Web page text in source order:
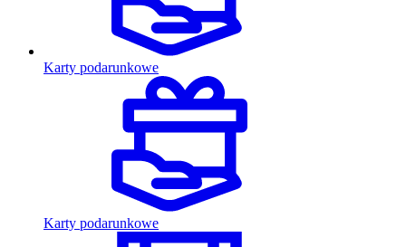
Karty podarunkowe
Karty podarunkowe